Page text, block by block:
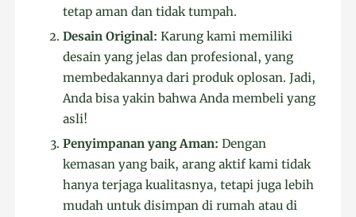
tetap aman dan tidak tumpah.
Desain Original: Karung kami memiliki
desain yang jelas dan profesional, yang
membedakannya dari produk oplosan. Jadi,
Anda bisa yakin bahwa Anda membeli yang
asli!
Penyimpanan yang Aman: Dengan
kemasan yang baik, arang aktif kami tidak
hanya terjaga kualitasnya, tetapi juga lebih
mudah untuk disimpan di rumah atau di